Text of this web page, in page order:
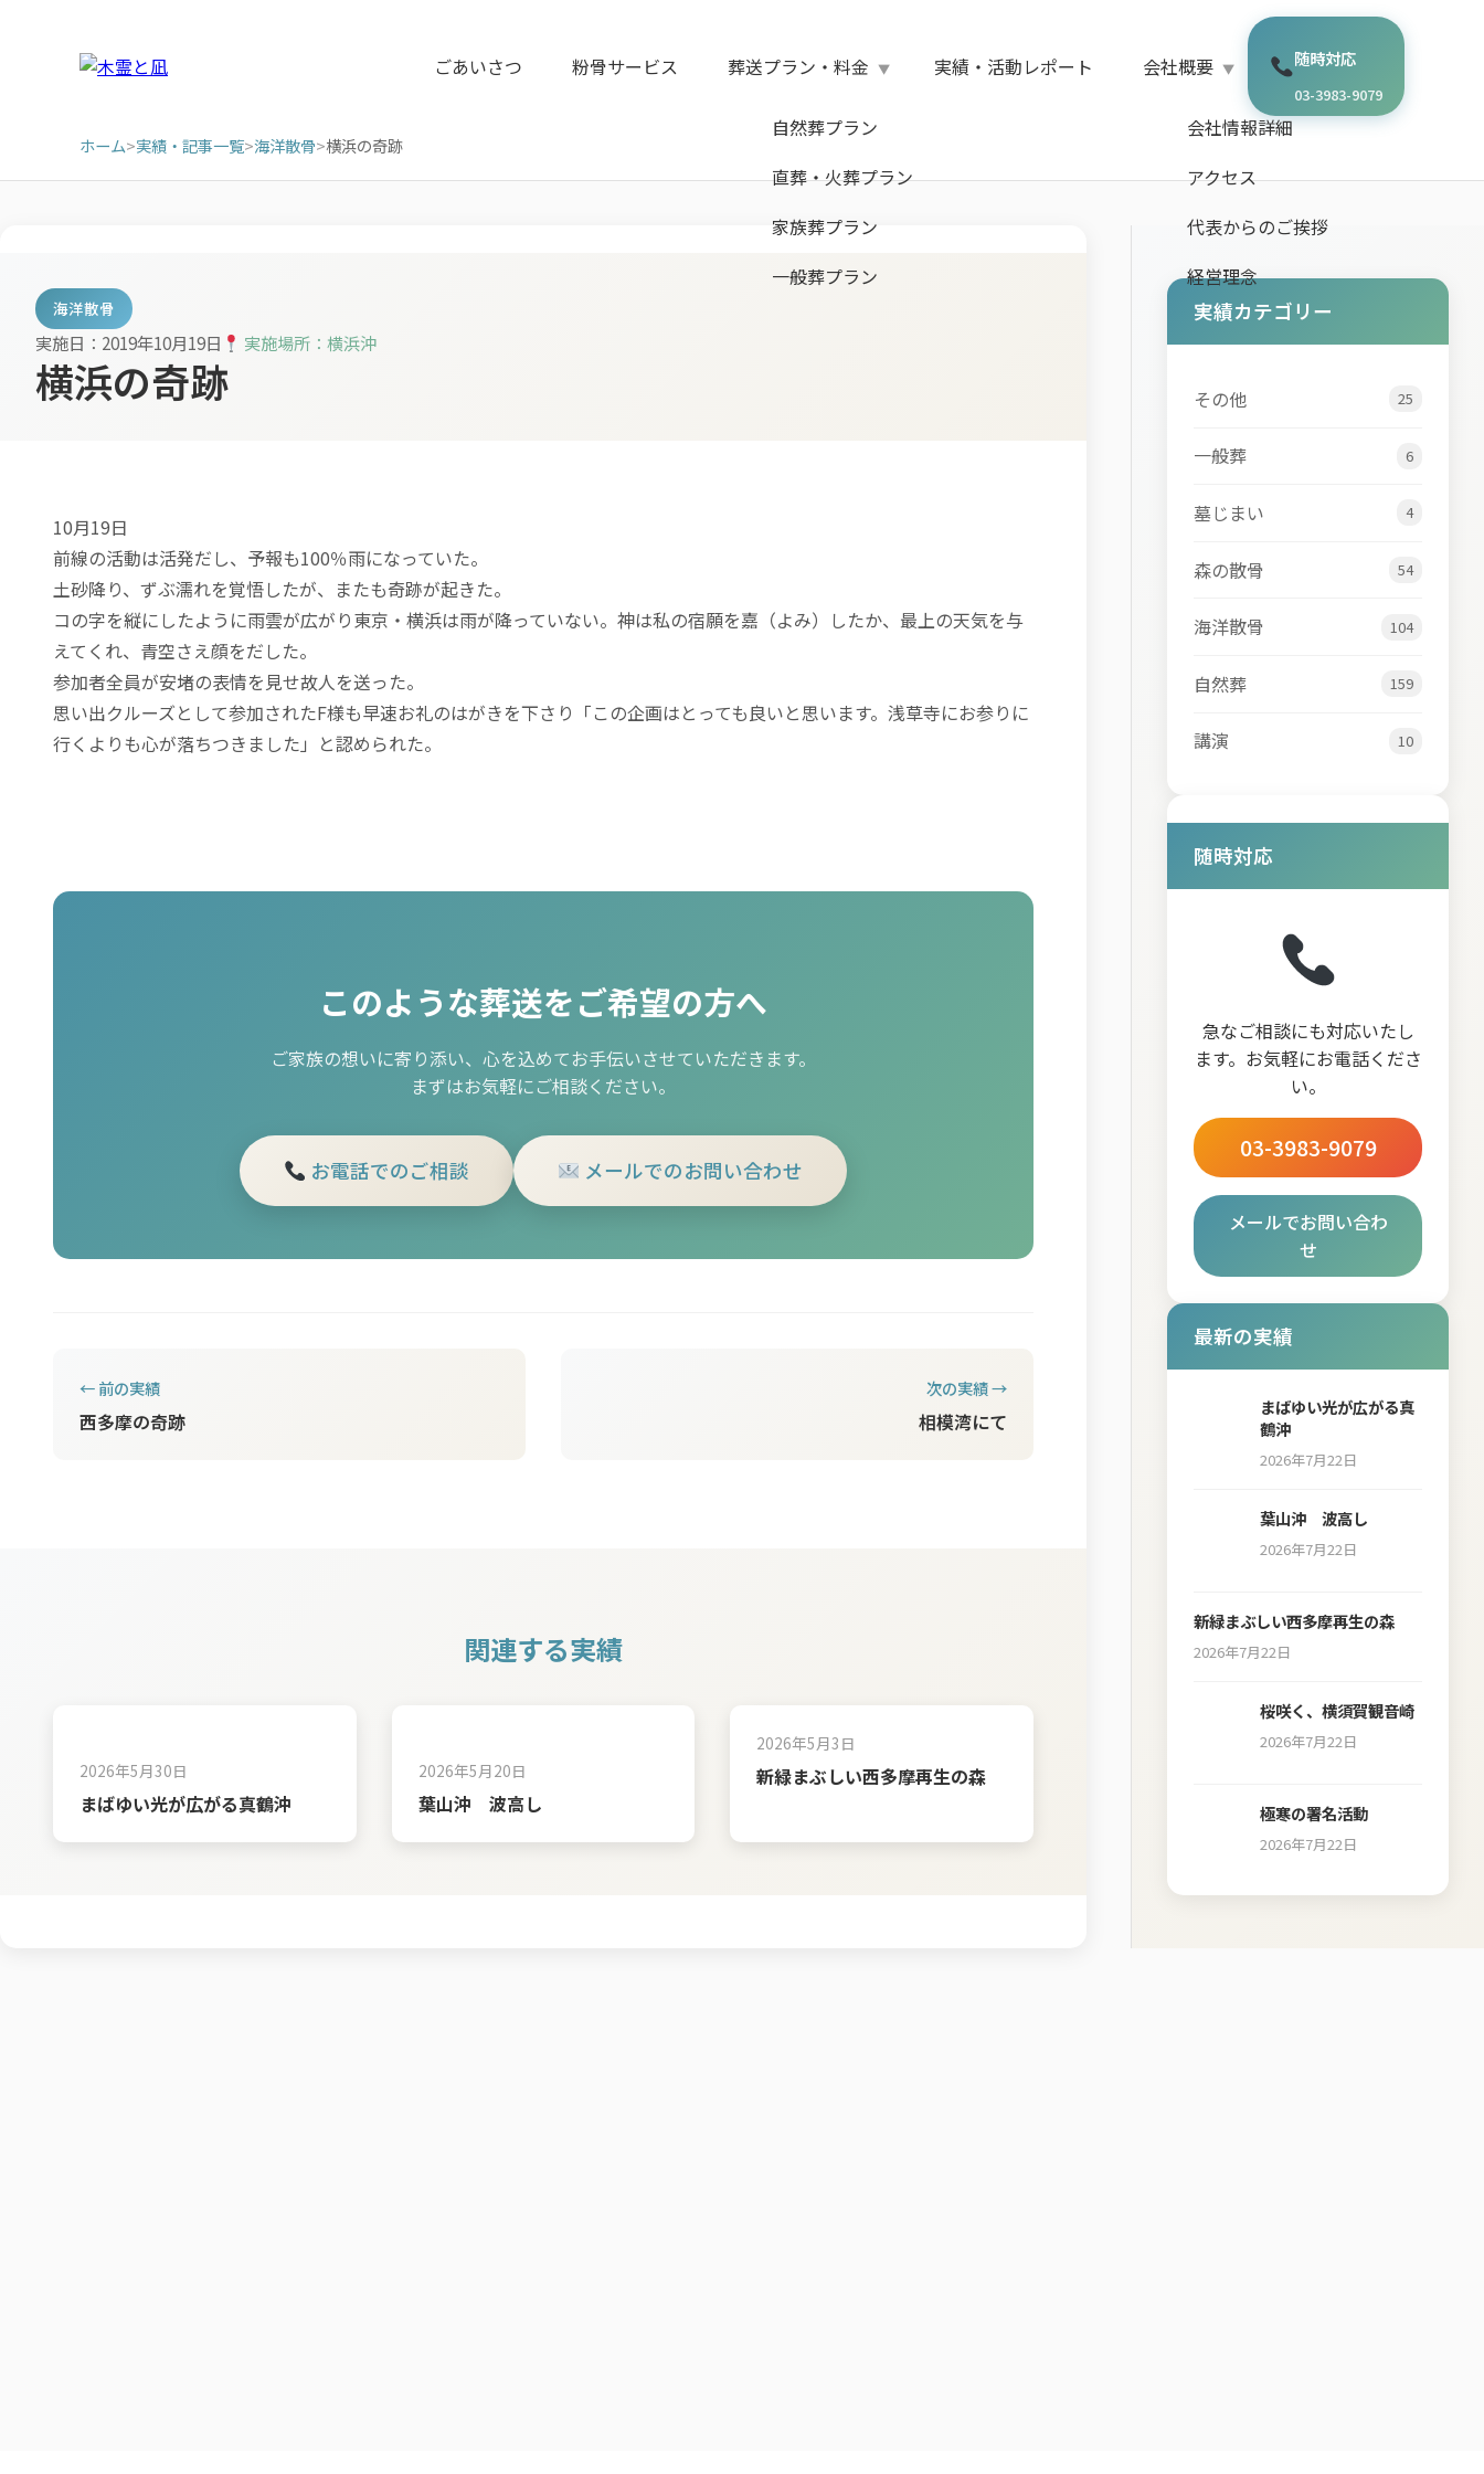
ごあいさつ 粉骨サービス 葬送プラン・料金
自然葬プラン
直葬・火葬プラン
家族葬プラン
一般葬プラン
実績・活動レポート 会社概要
会社情報詳細
アクセス
代表からのご挨拶
経営理念
随時対応
03-3983-9079
ホーム>実績・記事一覧>海洋散骨>横浜の奇跡
海洋散骨
実施日：2019年10月19日 実施場所：横浜沖
横浜の奇跡
10月19日
前線の活動は活発だし、予報も100％雨になっていた。
土砂降り、ずぶ濡れを覚悟したが、またも奇跡が起きた。
コの字を縦にしたように雨雲が広がり東京・横浜は雨が降っていない。神は私の宿願を嘉（よみ）したか、最上の天気を与
えてくれ、青空さえ顔をだした。
参加者全員が安堵の表情を見せ故人を送った。
思い出クルーズとして参加されたF様も早速お礼のはがきを下さり「この企画はとっても良いと思います。浅草寺にお参りに
行くよりも心が落ちつきました」と認められた。
このような葬送をご希望の方へ
ご家族の想いに寄り添い、心を込めてお手伝いさせていただきます。
まずはお気軽にご相談ください。
お電話でのご相談 メールでのお問い合わせ
← 前の実績
西多摩の奇跡
次の実績 →
相模湾にて
関連する実績
2026年5月30日
まばゆい光が広がる真鶴沖
2026年5月20日
葉山沖 波高し
2026年5月3日
新緑まぶしい西多摩再生の森
実績カテゴリー
その他 25
一般葬 6
墓じまい 4
森の散骨 54
海洋散骨 104
自然葬 159
講演 10
随時対応
急なご相談にも対応いたし
ます。お気軽にお電話くださ
い。
03-3983-9079
メールでお問い合わ
せ
最新の実績
まばゆい光が広がる真
鶴沖
2026年7月22日
葉山沖 波高し
2026年7月22日
新緑まぶしい西多摩再生の森
2026年7月22日
桜咲く、横須賀観音崎
2026年7月22日
極寒の署名活動
2026年7月22日